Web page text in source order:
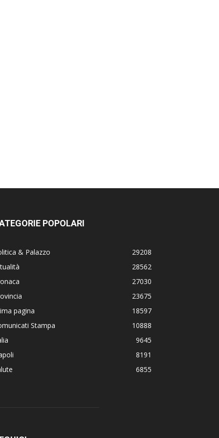
POPOLARI
& Palazzo
29208
28562
27030
23675
pagina
18597
Stampa
10888
9645
8191
6855